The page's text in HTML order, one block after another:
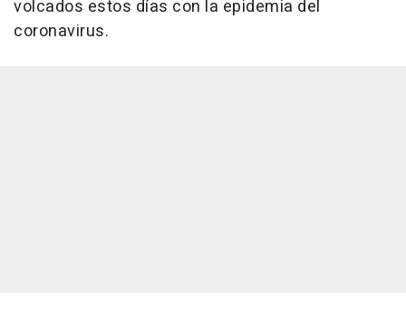
volcados estos días con la epidemia del
coronavirus.